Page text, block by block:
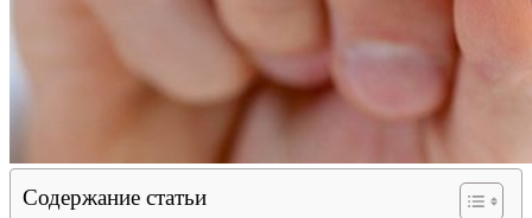
Содержание статьи